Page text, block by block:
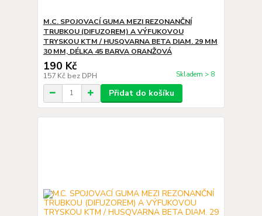
M.C. SPOJOVACÍ GUMA MEZI REZONANČNÍ
TRUBKOU (DIFUZOREM) A VÝFUKOVOU
TRYSKOU KTM / HUSQVARNA BETA DIAM. 29 MM
30 MM, DÉLKA 45 BARVA ORANŽOVÁ
190 Kč
157 Kč bez DPH Skladem > 8
Přidat do košíku